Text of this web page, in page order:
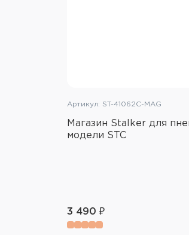
Артикул: ST-41062C-MAG
Магазин Stalker для
модели STC
3 490 ₽